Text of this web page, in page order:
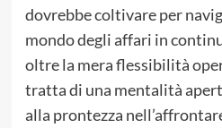
dovrebbe coltivare per
mondo degli affari in
oltre la mera flessibilità
tratta di una mentalità
alla prontezza